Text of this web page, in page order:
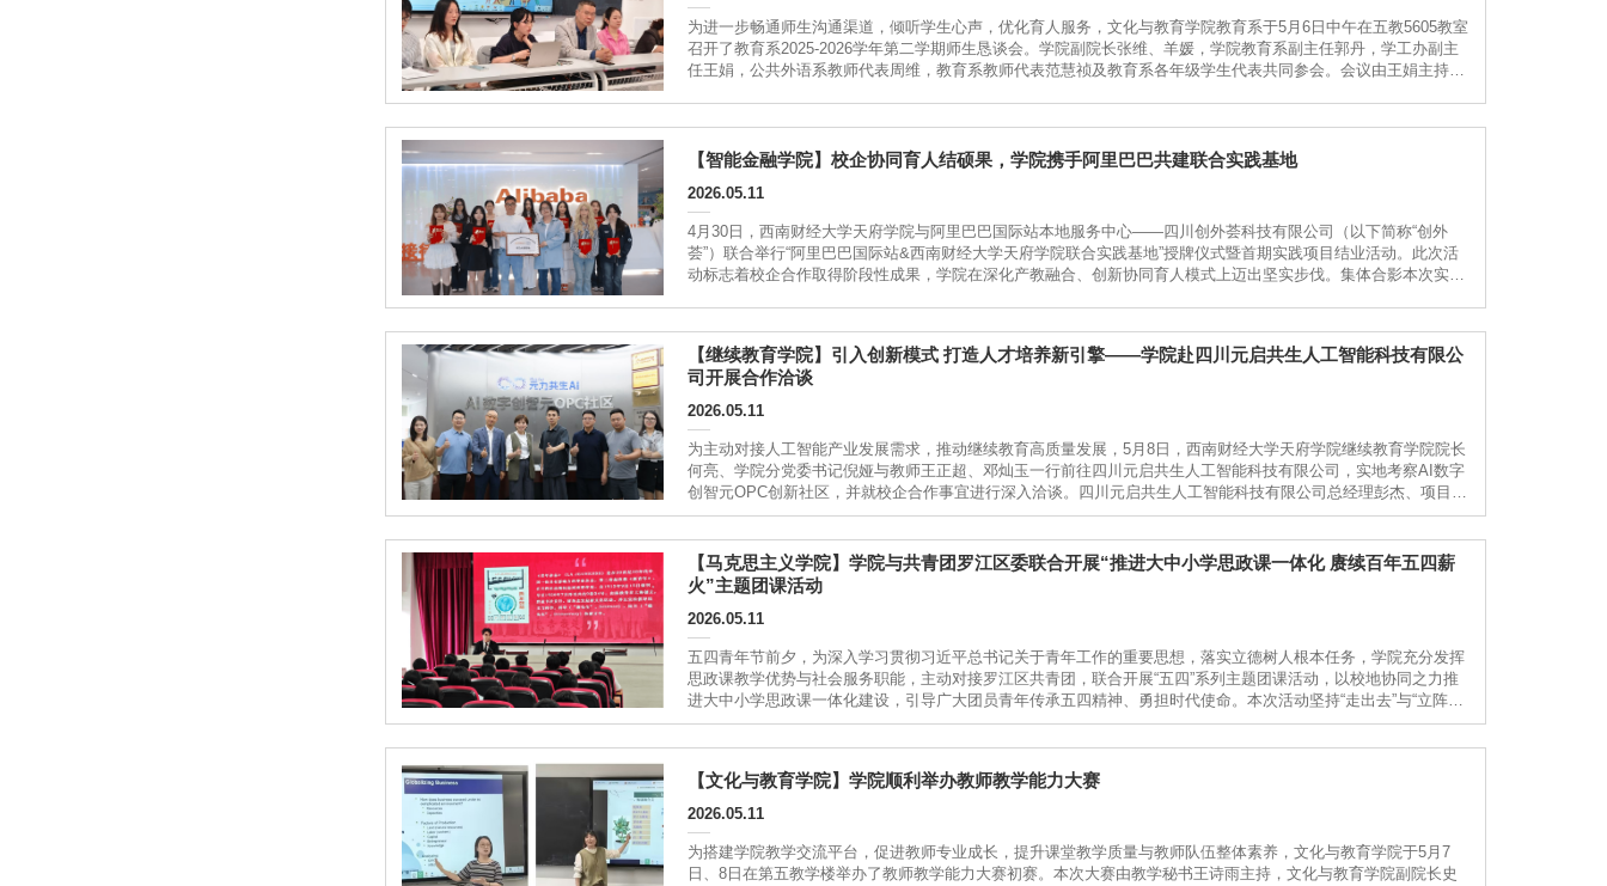
为进一步畅通师生沟通渠道，倾听学生心声，优化育人服务，文化与教育学院教育系于5月6日中午在五教5605教室
召开了教育系2025-2026学年第二学期师生恳谈会。学院副院长张维、羊媛，学院教育系副主任郭丹，学工办副主
任王娟，公共外语系教师代表周维，教育系教师代表范慧祯及教育系各年级学生代表共同参会。会议由王娟主持。
【智能金融学院】校企协同育人结硕果，学院携手阿里巴巴共建联合实践基地
2026.05.11
4月30日，西南财经大学天府学院与阿里巴巴国际站本地服务中心——四川创外荟科技有限公司（以下简称“创外
荟”）联合举行“阿里巴巴国际站&西南财经大学天府学院联合实践基地”授牌仪式暨首期实践项目结业活动。此次活
动标志着校企合作取得阶段性成果，学院在深化产教融合、创新协同育人模式上迈出坚实步伐。集体合影本次实践
【继续教育学院】引入创新模式 打造人才培养新引擎——学院赴四川元启共生人工智能科技有限公
司开展合作洽谈
2026.05.11
为主动对接人工智能产业发展需求，推动继续教育高质量发展，5月8日，西南财经大学天府学院继续教育学院院长
何亮、学院分党委书记倪娅与教师王正超、邓灿玉一行前往四川元启共生人工智能科技有限公司，实地考察AI数字
创智元OPC创新社区，并就校企合作事宜进行深入洽谈。四川元启共生人工智能科技有限公司总经理彭杰、项目负
责人刘权贤及团队成员参与洽谈。现场考察在实地参观过程中，何亮一行详细了解了OPC创新社区的运营机制、实
【马克思主义学院】学院与共青团罗江区委联合开展“推进大中小学思政课一体化 赓续百年五四薪
火”主题团课活动
2026.05.11
五四青年节前夕，为深入学习贯彻习近平总书记关于青年工作的重要思想，落实立德树人根本任务，学院充分发挥
思政课教学优势与社会服务职能，主动对接罗江区共青团，联合开展“五四”系列主题团课活动，以校地协同之力推
进大中小学思政课一体化建设，引导广大团员青年传承五四精神、勇担时代使命。本次活动坚持“走出去”与“立阵
地”双向发力。一方面，学院选派优秀教师组建思政宣讲团，深入罗江区多所初高中，送去有温度、有深度、有情怀
【文化与教育学院】学院顺利举办教师教学能力大赛
2026.05.11
​为搭建学院教学交流平台，促进教师专业成长，提升课堂教学质量与教师队伍整体素养，文化与教育学院于5月7
日、8日在第五教学楼举办了教师教学能力大赛初赛。本次大赛由教学秘书王诗雨主持，文化与教育学院副院长史